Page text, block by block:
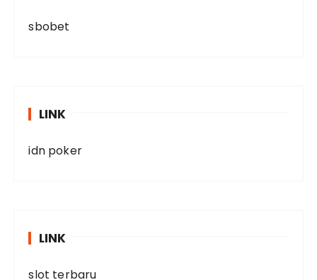
sbobet
LINK
idn poker
LINK
slot terbaru